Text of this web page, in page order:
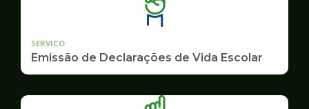
SERVICO
Emissão de Declarações de Vida Escolar